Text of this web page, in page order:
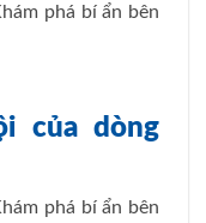
của dòng